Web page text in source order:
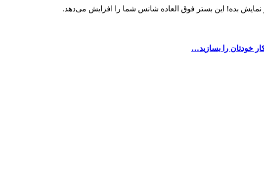
نمایش بده! این بستر فوق العاده شانس شما را افزایش می‌دهد.
خودتان را بسازید…